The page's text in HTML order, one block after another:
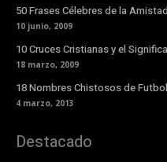
50 Frases Célebres de la
10 junio, 2009
10 Cruces Cristianas y el
18 marzo, 2009
18 Nombres Chistosos de
4 marzo, 2013
Destacado